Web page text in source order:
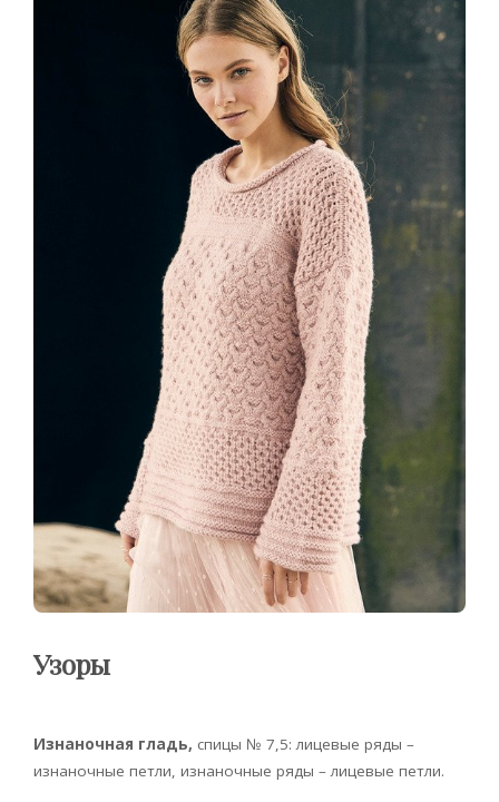
Узоры
Изнаночная гладь, спицы № 7,5: лицевые ряды –
изнаночные петли, изнаночные ряды – лицевые петли.